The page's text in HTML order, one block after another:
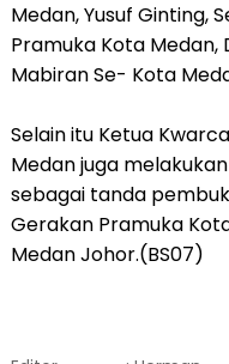
Medan, Yusuf Ginting,
Pramuka Kota Medan,
Mabiran Se- Kota
Selain itu Ketua
Medan juga
sebagai tanda
Gerakan Pramuka
Medan Johor.(BS07)